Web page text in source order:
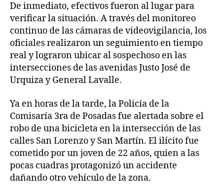
De inmediato, efectivos fueron al lugar para
verificar la situación. A través del monitoreo
continuo de las cámaras de videovigilancia, los
oficiales realizaron un seguimiento en tiempo
real y lograron ubicar al sospechoso en las
intersecciones de las avenidas Justo José de
Urquiza y General Lavalle.
Ya en horas de la tarde, la Policía de la
Comisaría 3ra de Posadas fue alertada sobre el
robo de una bicicleta en la intersección de las
calles San Lorenzo y San Martín. El ilícito fue
cometido por un joven de 22 años, quien a las
pocas cuadras protagonizó un accidente
dañando otro vehículo de la zona.